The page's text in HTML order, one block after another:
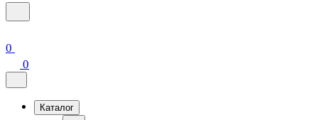
0
0
Каталог